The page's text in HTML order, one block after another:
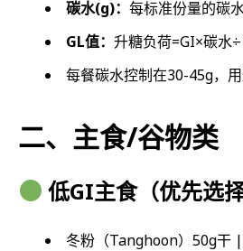
碳水(g)： 每标准份量的碳
GL值： 升糖负荷=GI×碳水
每餐碳水控制在30-45g，
二、主食/谷物类
低GI主食（优先选择
冬粉（Tanghoon）50g干